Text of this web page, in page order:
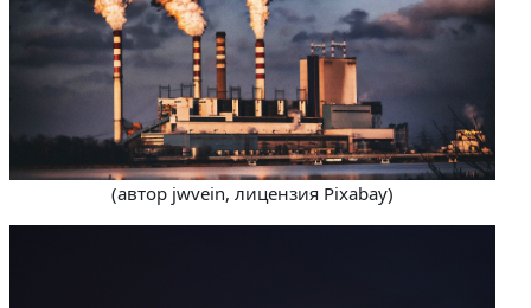
(автор jwvein, лицензия Pixabay)